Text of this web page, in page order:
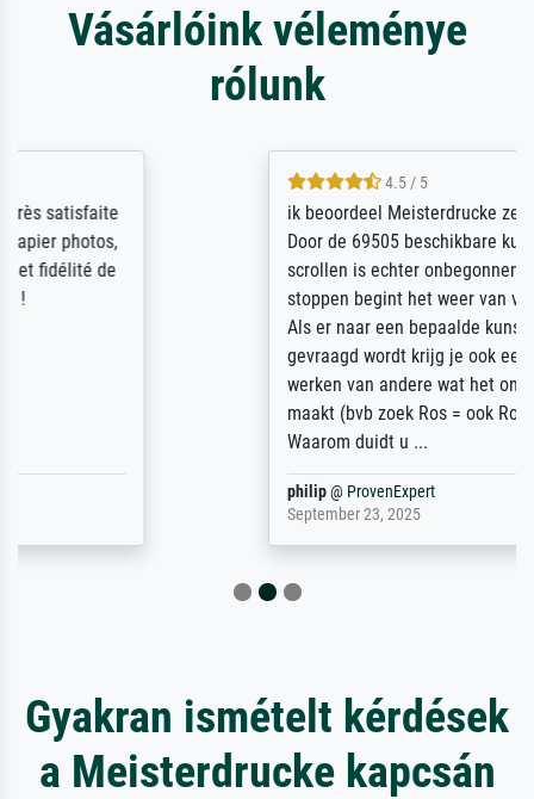
Vásárlóink véleménye
rólunk
ik beoordeel Meisterdrucke zeer positief.
Door de 69505 beschikbare kunstenaars
scrollen is echter onbegonnen werk (na
stoppen begint het weer van voor af aan).
Als er naar een bepaalde kunstenaar
gevraagd wordt krijg je ook een aantal
werken van andere wat het onoverzichtelijk
maakt (bvb zoek Ros = ook Rops, Rose etc).
Gyakran ismételt kérdések
a Meisterdrucke kapcsán